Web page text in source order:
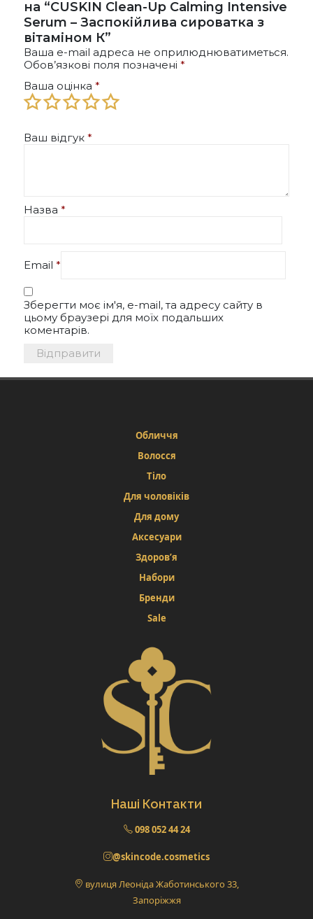
на “CUSKIN Clean-Up Calming Intensive
Serum – Заспокійлива сироватка з
вітаміном К”
Ваша e-mail адреса не оприлюднюватиметься.
Обов’язкові поля позначені *
Ваша оцінка *
Ваш відгук *
Назва *
Email *
Зберегти моє ім'я, e-mail, та адресу сайту в
цьому браузері для моїх подальших
коментарів.
Обличчя
Волосся
Тіло
Для чоловіків
Для дому
Аксесуари
Здоров’я
Набори
Бренди
Sale
Наші Контакти
098 052 44 24
@skincode.cosmetics
вулиця Леоніда Жаботинського 33,
Запоріжжя